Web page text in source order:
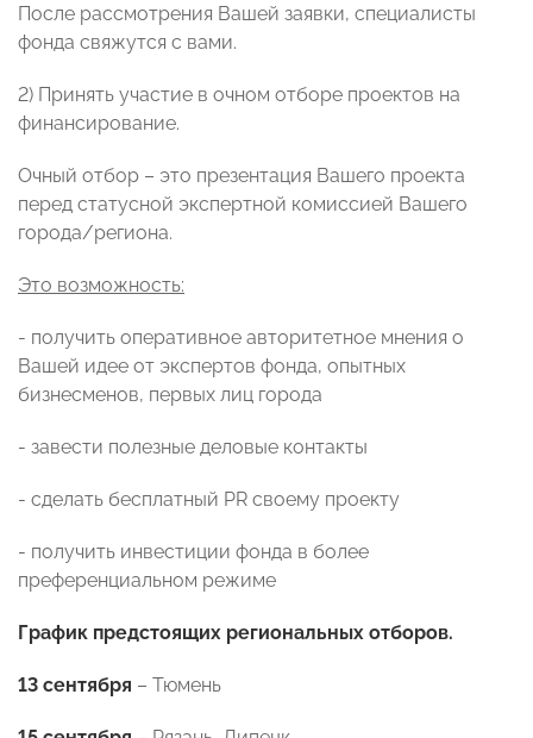
После рассмотрения Вашей заявки, специалисты
фонда свяжутся с вами.
2) Принять участие в очном отборе проектов на
финансирование.
Очный отбор – это презентация Вашего проекта
перед статусной экспертной комиссией Вашего
города/региона.
Это возможность:
- получить оперативное авторитетное мнения о
Вашей идее от экспертов фонда, опытных
бизнесменов, первых лиц города
- завести полезные деловые контакты
- сделать бесплатный PR своему проекту
- получить инвестиции фонда в более
преференциальном режиме
График предстоящих региональных отборов.
13 сентября – Тюмень